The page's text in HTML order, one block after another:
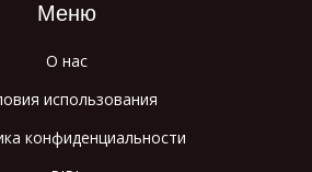
Меню
О нас
использования
конфиденциальности